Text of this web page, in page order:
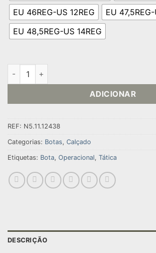
EU 46REG-US 12REG
EU
EU 48,5REG-US 14REG
Quantidade de BOTA A/T 8” ARID
ADICIONAR
REF: N5.11.12438
Categorias: Botas, Calçado
Etiquetas: Bota, Operacional, Tática
DESCRIÇÃO